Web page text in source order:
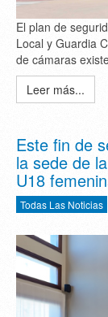
El plan de
Local y Guardia
de cámaras
Leer más...
Este fin de
la sede de
U18
Todas Las Noticias